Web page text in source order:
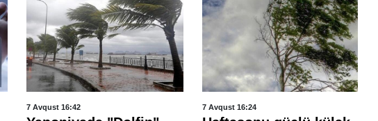
7 Avqust 16:42 7 Avqust 16:24